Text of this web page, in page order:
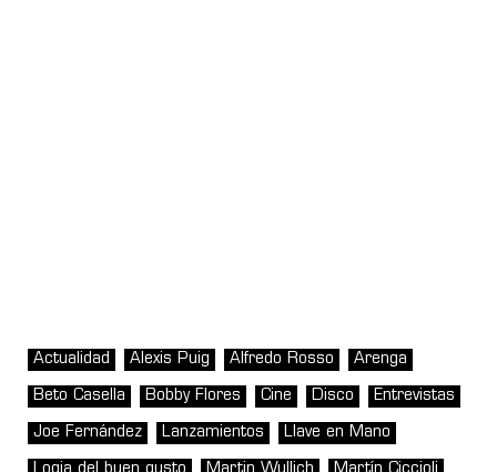
Actualidad Alexis Puig Alfredo Rosso Arenga
Beto Casella Bobby Flores Cine Disco Entrevistas
Joe Fernández Lanzamientos Llave en Mano